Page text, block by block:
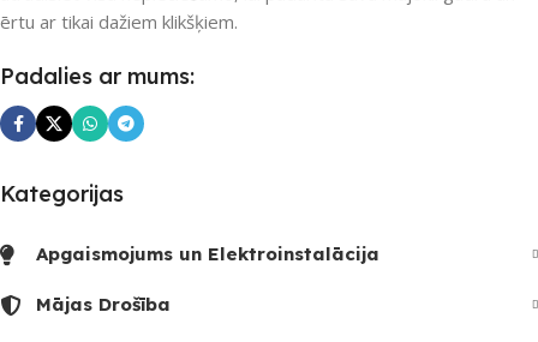
ērtu ar tikai dažiem klikšķiem.
Padalies ar mums:
Kategorijas
Apgaismojums un Elektroinstalācija
Mājas Drošība